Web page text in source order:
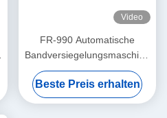
Video
FR-990 Automatische
Bandversiegelungsmaschine
Trockenfarbendruck hohe
Effizienz
Beste Preis erhalten